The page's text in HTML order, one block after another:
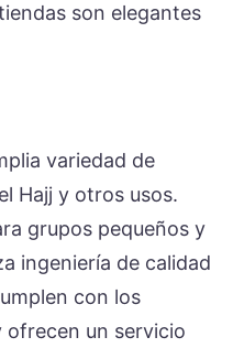
son elegantes
variedad de
Hajj y otros usos.
grupos pequeños y
ingeniería de calidad
con los
ofrecen un servicio